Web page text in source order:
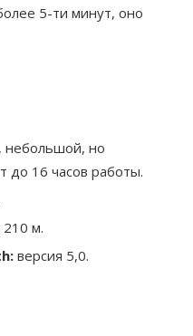
5-ти минут, оно
небольшой, но
до 16 часов работы.
м.
версия 5,0.